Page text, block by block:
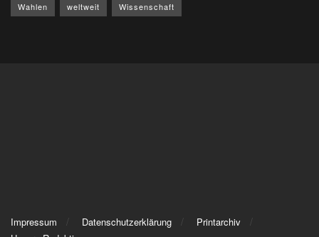
Wahlen weltweit Wissenschaft
Impressum Datenschutzerklärung
Printarchiv